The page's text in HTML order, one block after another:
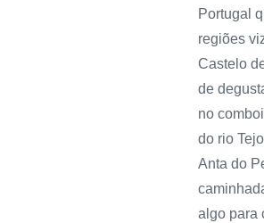
Portugal
regiões
Castelo
de
no
do rio
Anta do
algo para